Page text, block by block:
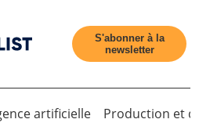
S'abonner à la
newsletter
artificielle Production et